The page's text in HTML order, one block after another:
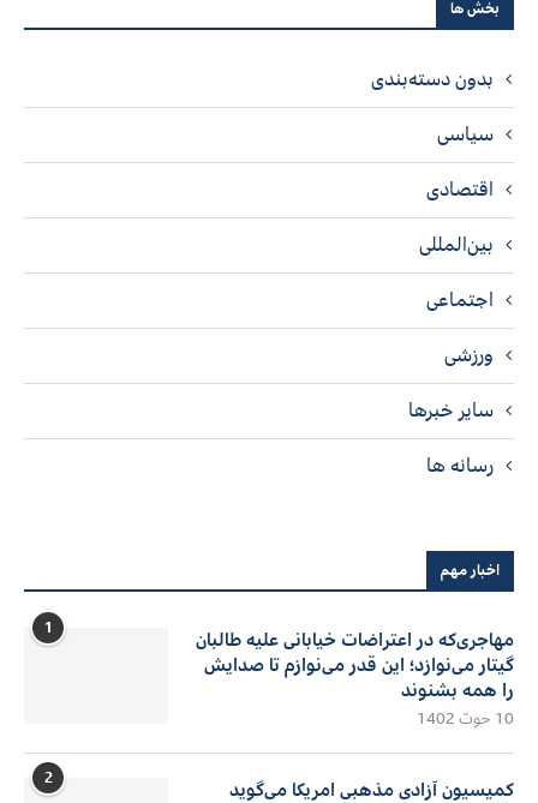
بخش ها
بدون دسته‌بندی
سیاسی
اقتصادی
بین‌المللی
اجتماعی
ورزشی
سایر خبرها
رسانه ها
اخبار مهم
1
مهاجری‌که در اعتراضات خیابانی علیه طالبان
گیتار می‌نوازد؛ این قدر می‌نوازم تا صدایش
را همه بشنوند
10 حوت 1402
2
کمیسیون آزادی مذهبی امریکا می‌گوید